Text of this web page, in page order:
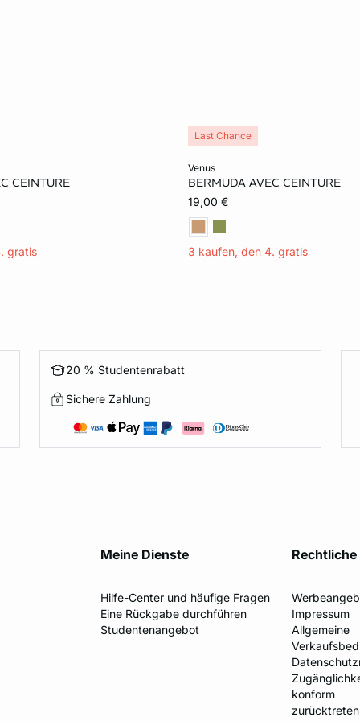
CEINTURE
gratis
venus
BERMUDA AVEC CEINTURE
19,00 €
3 kaufen, den 4. gratis
Last Chance
20 % Studentenrabatt
Sichere Zahlung
Meine Dienste
Hilfe-Center und häufige Fragen
Eine Rückgabe durchführen
Studentenangebot
Impressum
Allgemeine
konform
zurücktreten